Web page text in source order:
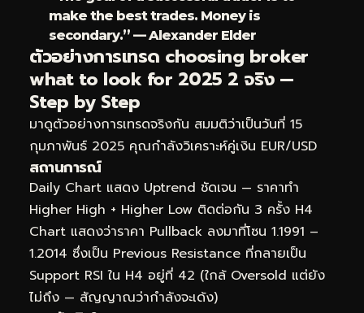
make the best trades. Money is
secondary.” — Alexander Elder
ตัวอย่างการเทรด choosing broker
what to look for 2025 2 จริง —
Step by Step
มาดูตัวอย่างการเทรดจริงกัน สมมติว่าเป็นวันที่ 15
กุมภาพันธ์ 2025 คุณกำลังวิเคราะห์คู่เงิน EUR/USD
สถานการณ์
Daily Chart แสดง Uptrend ชัดเจน — ราคาทำ
Higher High + Higher Low ติดต่อกัน 3 ครั้ง H4
Chart แสดงว่าราคา Pullback ลงมาที่โซน 1.1991 –
1.2014 ซึ่งเป็น Previous Resistance ที่กลายเป็น
Support RSI ใน H4 อยู่ที่ 42 (ใกล้ Oversold แต่ยัง
ไม่ถึง — สัญญาณว่ากำลังจะเด้ง)